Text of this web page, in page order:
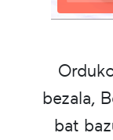
bezala,
bat